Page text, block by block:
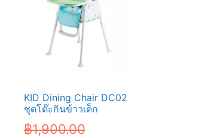
KID Dining Chair DC02
ชุดโต๊ะกินข้าวเด็ก
฿1,900.00Original